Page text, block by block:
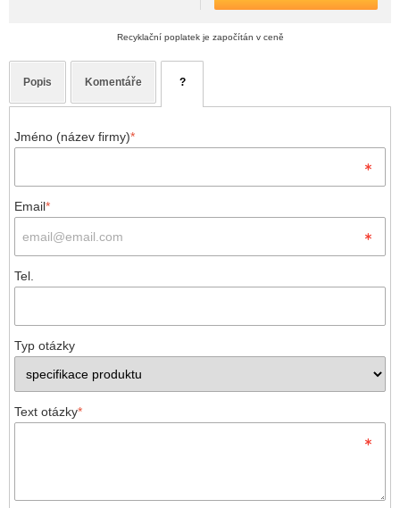
Recyklační poplatek je započítán v ceně
Popis Komentáře ?
Jméno (název firmy)*
Email*
Tel.
Typ otázky
Text otázky*